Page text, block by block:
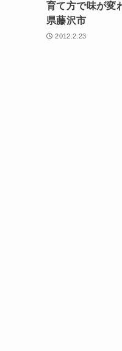
育て方で味が変
県藤沢市
2012.2.23